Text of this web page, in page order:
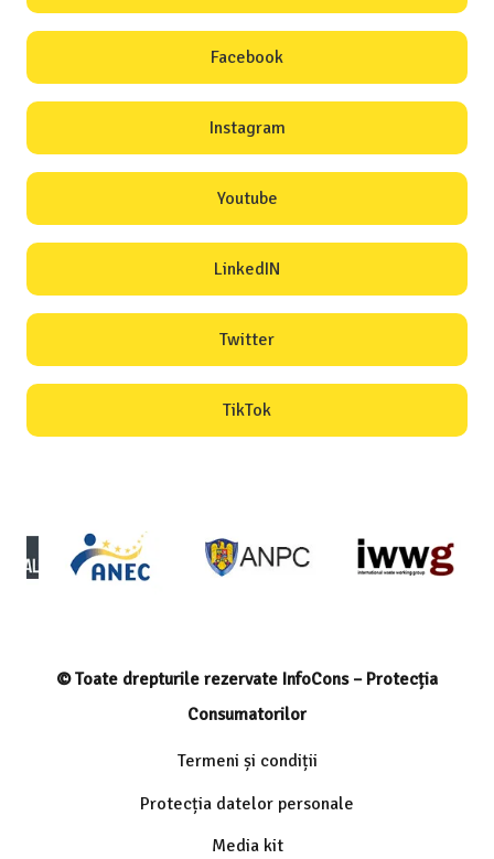
Facebook
Instagram
Youtube
LinkedIN
Twitter
TikTok
© Toate drepturile rezervate InfoCons – Protecția
Consumatorilor
Termeni și condiții
Protecția datelor personale
Media kit